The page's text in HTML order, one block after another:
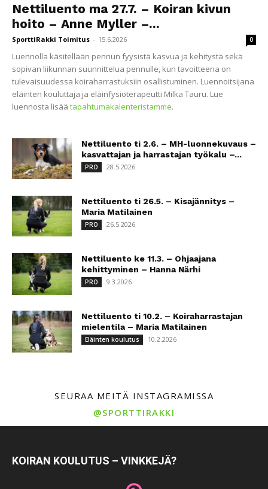
Nettiluento ma 27.7. – Koiran kivun
hoito – Anne Myller –...
SporttiRakki Toimitus - 15.6.2026 0
Luennolla käsitellään pennun fyysistä kasvua ja kehitystä sekä
sopivan liikunnan suunnittelua pennulle, kun tavoitteena on
tulevaisuudessa koiraharrastuksiin osallistuminen. Luennoitsijana
eläinten kouluttaja ja eläinfysioterapeutti Milka Tauru. Lue
luennosta lisää tapahtumakalenteristamme.
Nettiluento ti 2.6. – MH-luonnekuvaus –
kasvattajan ja harrastajan työkalu –...
PRO 28.5.2026
Nettiluento ti 26.5. – Kisajännitys –
Maria Matilainen
PRO 26.5.2026
Nettiluento ke 11.3. – Ohjaajana
kehittyminen – Hanna Närhi
PRO 9.3.2026
Nettiluento ti 10.2. – Koiraharrastajan
mielentila – Maria Matilainen
Eläinten koulutus 10.2.2026
SEURAA MEITÄ INSTAGRAMISSA
@SPORTTIRAKKI
KOIRAN KOULUTUS – VINKKEJÄ?